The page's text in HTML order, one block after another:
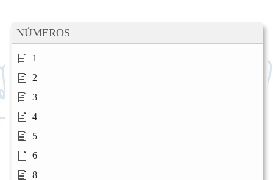
NÚMEROS
1
2
3
4
5
6
8